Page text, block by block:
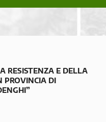
RESISTENZA E DELLA
PROVINCIA DI